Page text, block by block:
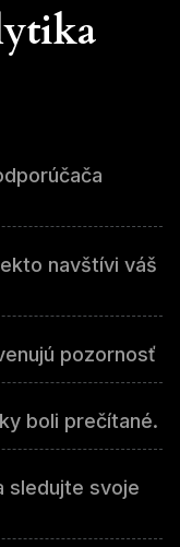
navštívi váš
pozornosť
boli prečítané.
sledujte svoje